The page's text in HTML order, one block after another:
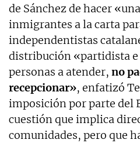
de Sánchez de hacer
inmigrantes a la carta
independentistas
distribución «partidista
personas a atender, no
recepcionar», enfatizó
imposición por parte del
cuestión que implica
comunidades, pero que